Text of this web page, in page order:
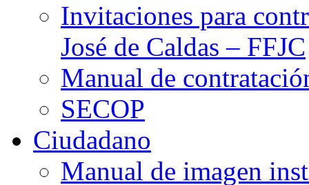
Invitaciones para
José de Caldas – FFJC
Manual de
SECOP
Ciudadano
Manual de imagen